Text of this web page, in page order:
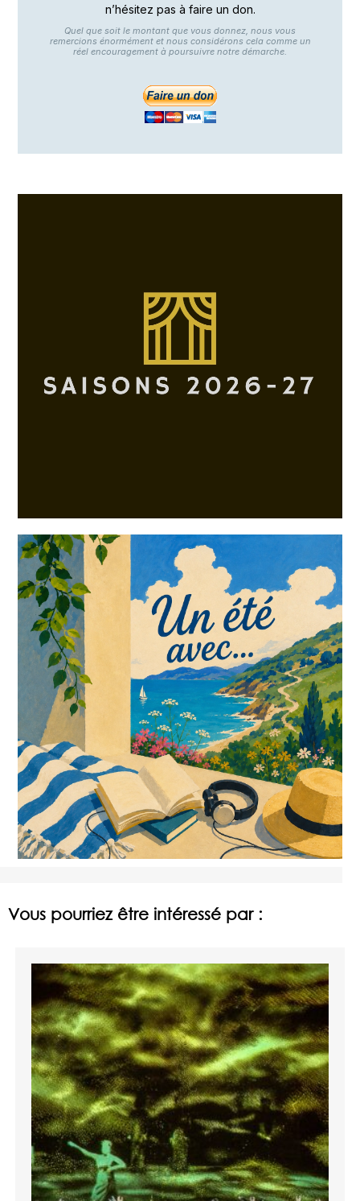
n’hésitez pas à faire un don.
Quel que soit le montant que vous donnez, nous vous
remercions énormément et nous considérons cela comme un
réel encouragement à poursuivre notre démarche.
Vous pourriez être intéressé par :